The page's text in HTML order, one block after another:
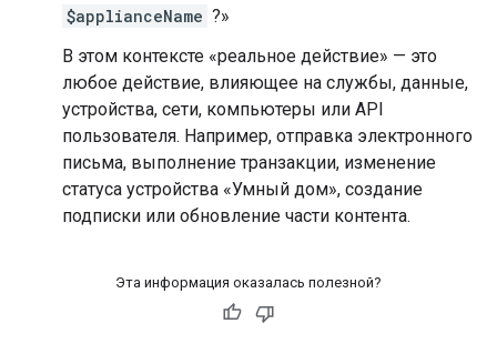
$applianceName ?»
В этом контексте «реальное действие» — это
любое действие, влияющее на службы, данные,
устройства, сети, компьютеры или API
пользователя. Например, отправка электронного
письма, выполнение транзакции, изменение
статуса устройства «Умный дом», создание
подписки или обновление части контента.
Эта информация оказалась полезной?